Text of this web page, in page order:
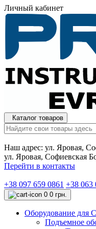
Личный кабинет
Каталог товаров
Наш адрес: ул. Яровая,
ул. Яровая, Софиевская
Перейти в контакты
+38 097 659 0861 +38 063
0 0 грн.
Оборудование для
Подъемное